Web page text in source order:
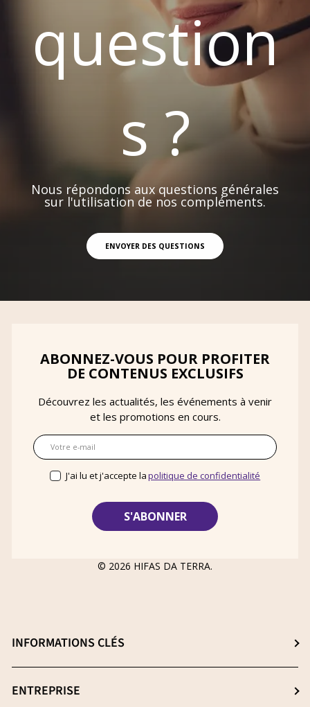
question
s ?
Nous répondons aux questions générales
sur l'utilisation de nos compléments.
ENVOYER DES QUESTIONS
INFORMATIONS CLÉS
Choisissez le meilleur complément
ENTREPRISE
ABONNEZ-VOUS POUR PROFITER
DE CONTENUS EXCLUSIFS
Découvrez les actualités, les événements à venir
et les promotions en cours.
E-mail
J'ai lu et j'accepte lapolitique de confidentialité
© 2026 HIFAS DA TERRA.